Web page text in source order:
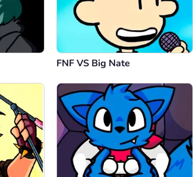
FNF VS Big Nate